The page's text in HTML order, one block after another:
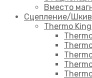
Вместо
Сцепление/
Thermo King